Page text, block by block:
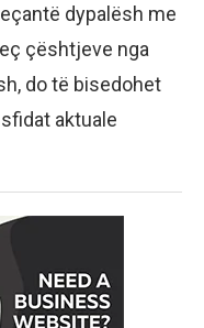
dypalësh me
çështjeve nga
do të bisedohet
aktuale